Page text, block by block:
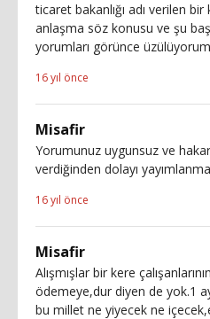
ticaret bakanlığı adı verilen
anlaşma söz konusu ve şu
yorumları görünce
16 yıl önce
Misafir
Yorumunuz uygunsuz ve
verdiğinden dolayı
16 yıl önce
Misafir
Alışmışlar bir kere
ödemeye,dur diyen de yok.1
bu millet ne yiyecek ne